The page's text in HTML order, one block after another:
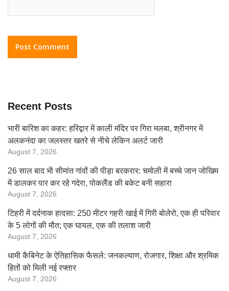
Recent Posts
भारी बारिश का कहर: हरिद्वार में काली मंदिर पर गिरा मलबा, श्रीनगर में
अलकनंदा का जलस्तर खतरे से नीचे लेकिन अलर्ट जारी
August 7, 2026
26 साल बाद भी सीमांत गांवों की पीड़ा बरकरार: चमोली में बच्चे जान जोखिम
में डालकर पार कर रहे गदेरा, पोकलैंड की बकेट बनी सहारा
August 7, 2026
टिहरी में दर्दनाक हादसा: 250 मीटर गहरी खाई में गिरी बोलेरो, एक ही परिवार
के 5 लोगों की मौत; एक घायल, एक की तलाश जारी
August 7, 2026
धामी कैबिनेट के ऐतिहासिक फैसले: जनकल्याण, रोजगार, शिक्षा और श्रमिक
हितों को मिली नई रफ्तार
August 7, 2026